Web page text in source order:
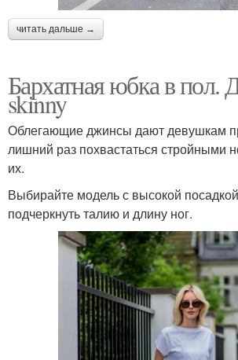
читать дальше →
Бархатная юбка в
skinny
Облегающие джинсы дают девушкам
лишний раз похвастаться стройными
их.
Выбирайте модель с высокой
подчеркнуть талию и длину ног.